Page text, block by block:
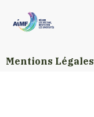
Mentions Légales